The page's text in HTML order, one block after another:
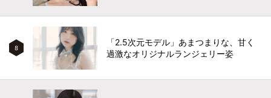
8
「2.5次元モデル」あまつまりな、甘く
過激なオリジナルランジェリー姿